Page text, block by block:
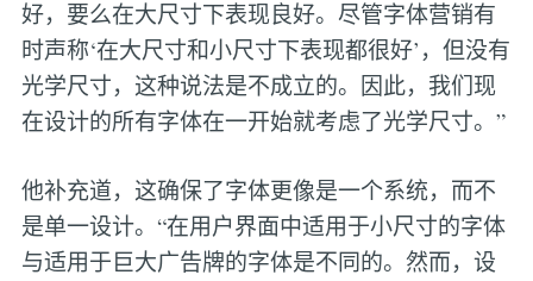
好，要么在大尺寸下表现良好。尽管字体营销有
时声称‘在大尺寸和小尺寸下表现都很好’，但没有
光学尺寸，这种说法是不成立的。因此，我们现
在设计的所有字体在一开始就考虑了光学尺寸。”
他补充道，这确保了字体更像是一个系统，而不
是单一设计。“在用户界面中适用于小尺寸的字体
与适用于巨大广告牌的字体是不同的。然而，设